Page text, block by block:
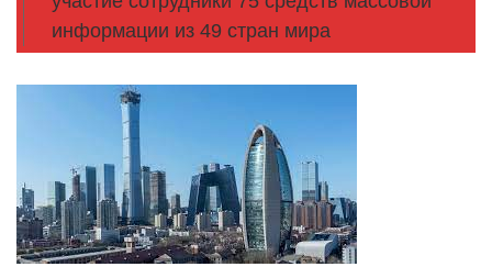
информации из 49 стран мира